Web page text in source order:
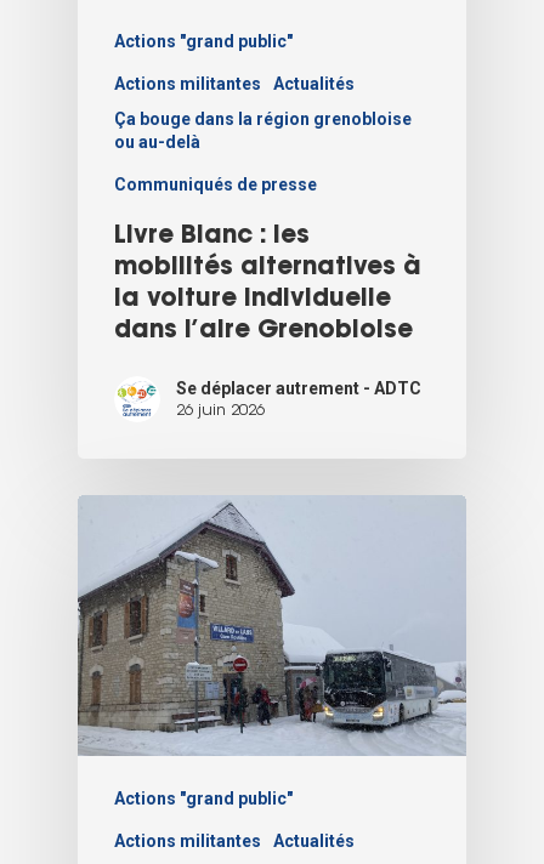
Actions "grand public"
Actions militantes
Actualités
Ça bouge dans la région grenobloise
ou au-delà
Communiqués de presse
Livre Blanc : les
mobilités alternatives à
la voiture individuelle
dans l’aire Grenobloise
Se déplacer autrement - ADTC
26 juin 2026
Actions "grand public"
Actions militantes
Actualités